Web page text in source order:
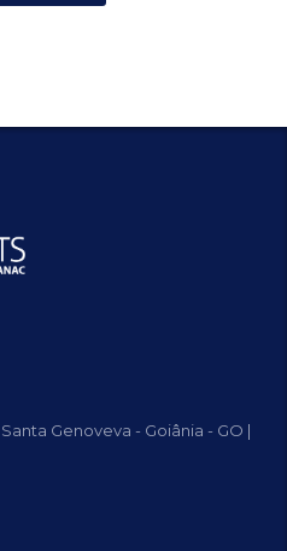
Genoveva - Goiânia - GO |